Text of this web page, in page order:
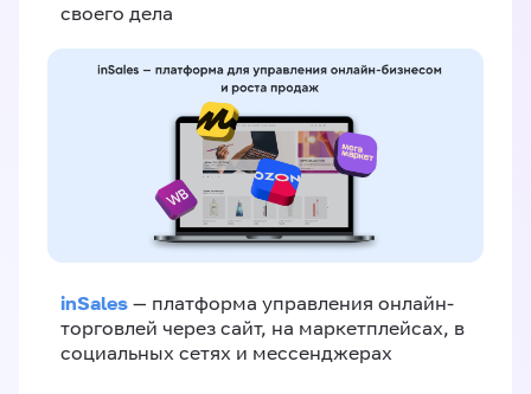
своего дела
inSales — платформа управления онлайн-
торговлей через сайт, на маркетплейсах, в
социальных сетях и мессенджерах